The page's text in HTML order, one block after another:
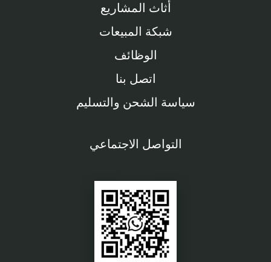
أثاث المشاريع
شبكة المبيعات
الوظائف
اتصل بنا
سياسة الشحن والتسليم
التواصل الاجتماعي